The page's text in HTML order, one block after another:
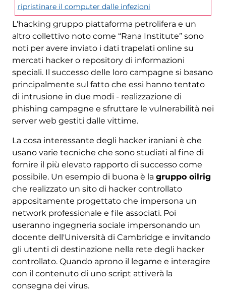
ripristinare il computer dalle infezioni
L'hacking gruppo piattaforma petrolifera e un
altro collettivo noto come “Rana Institute” sono
noti per avere inviato i dati trapelati online su
mercati hacker o repository di informazioni
speciali. Il successo delle loro campagne si basano
principalmente sul fatto che essi hanno tentato
di intrusione in due modi - realizzazione di
phishing campagne e sfruttare le vulnerabilità nei
server web gestiti dalle vittime.
La cosa interessante degli hacker iraniani è che
usano varie tecniche che sono studiati al fine di
fornire il più elevato rapporto di successo come
possibile. Un esempio di buona è la gruppo oilrig
che realizzato un sito di hacker controllato
appositamente progettato che impersona un
network professionale e file associati. Poi
useranno ingegneria sociale impersonando un
docente dell'Università di Cambridge e invitando
gli utenti di destinazione nella rete degli hacker
controllato. Quando aprono il legame e interagire
con il contenuto di uno script attiverà la
consegna dei virus.